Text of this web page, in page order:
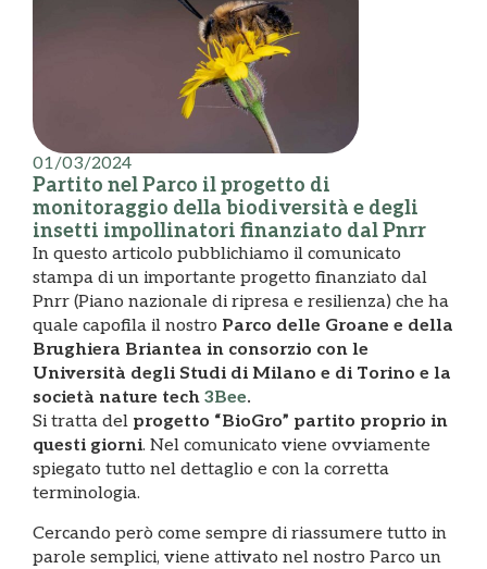
01/03/2024
Partito nel Parco il progetto di
monitoraggio della biodiversità e degli
insetti impollinatori finanziato dal Pnrr
In questo articolo pubblichiamo il comunicato
stampa di un importante progetto finanziato dal
Pnrr (Piano nazionale di ripresa e resilienza) che ha
quale capofila il nostro Parco delle Groane e della
Brughiera Briantea in consorzio con le
Università degli Studi di Milano e di Torino e la
società nature tech 3Bee.
Si tratta del progetto “BioGro” partito proprio in
questi giorni. Nel comunicato viene ovviamente
spiegato tutto nel dettaglio e con la corretta
terminologia.
Cercando però come sempre di riassumere tutto in
parole semplici, viene attivato nel nostro Parco un